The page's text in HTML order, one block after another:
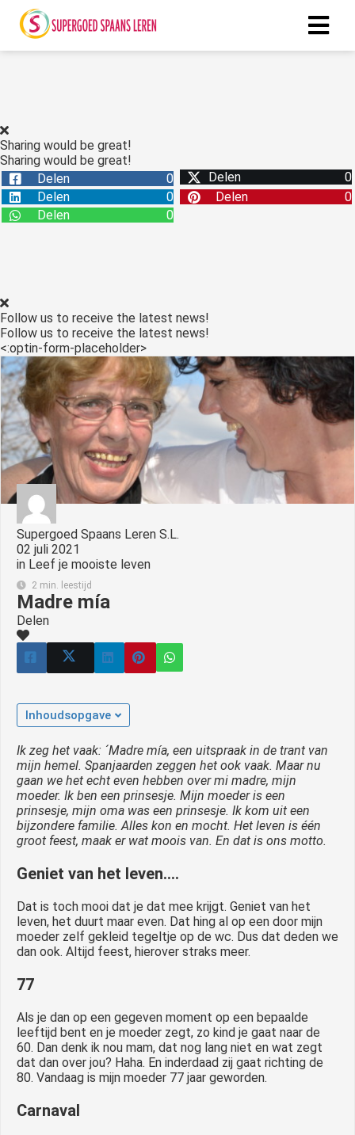
Sharing would be great!
Sharing would be great!
Delen
0 Delen
0
Delen
0 Delen
0
Delen
0
Follow us to receive the latest news!
Follow us to receive the latest news!
<:optin-form-placeholder>
Supergoed Spaans Leren S.L.
02 juli 2021
in Leef je mooiste leven
2 min. leestijd
Madre mía
Delen
Inhoudsopgave
Ik zeg het vaak: ´Madre mía, een uitspraak in de trant van
mijn hemel. Spanjaarden zeggen het ook vaak. Maar nu
gaan we het echt even hebben over mi madre, mijn
moeder. Ik ben een prinsesje. Mijn moeder is een
prinsesje, mijn oma was een prinsesje. Ik kom uit een
bijzondere familie. Alles kon en mocht. Het leven is één
groot feest, maak er wat moois van. En dat is ons motto.
Geniet van het leven….
Dat is toch mooi dat je dat mee krijgt. Geniet van het
leven, het duurt maar even. Dat hing al op een door mijn
moeder zelf gekleid tegeltje op de wc. Dus dat deden we
dan ook. Altijd feest, hierover straks meer.
77
Als je dan op een gegeven moment op een bepaalde
leeftijd bent en je moeder zegt, zo kind je gaat naar de
60. Dan denk ik nou mam, dat nog lang niet en wat zegt
dat dan over jou? Haha. En inderdaad zij gaat richting de
80. Vandaag is mijn moeder 77 jaar geworden.
Carnaval